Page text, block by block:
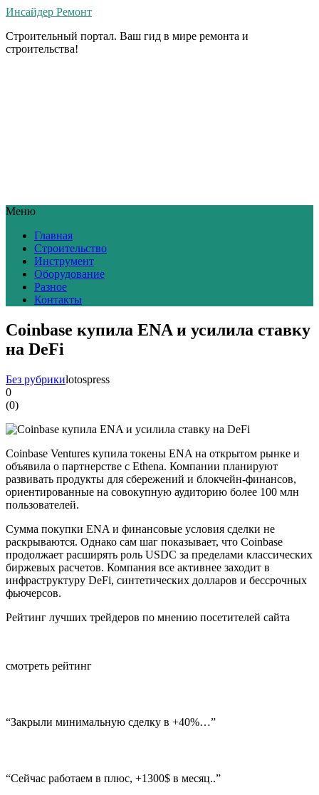
Инсайдер Ремонт
Строительный портал. Ваш гид в мире ремонта и
строительства!
Меню
Главная
Строительство
Инструмент
Оборудование
Разное
Контакты
Coinbase купила ENA и усилила ставку
на DeFi
Без рубрикиlotospress
0
(0)
Coinbase Ventures купила токены ENA на открытом рынке и
объявила о партнерстве с Ethena. Компании планируют
развивать продукты для сбережений и блокчейн-финансов,
ориентированные на совокупную аудиторию более 100 млн
пользователей.
Сумма покупки ENA и финансовые условия сделки не
раскрываются. Однако сам шаг показывает, что Coinbase
продолжает расширять роль USDC за пределами классических
биржевых расчетов. Компания все активнее заходит в
инфраструктуру DeFi, синтетических долларов и бессрочных
фьючерсов.
Рейтинг лучших трейдеров по мнению посетителей сайта
смотреть рейтинг
“Закрыли минимальную сделку в +40%…”
“Сейчас работаем в плюс, +1300$ в месяц..”